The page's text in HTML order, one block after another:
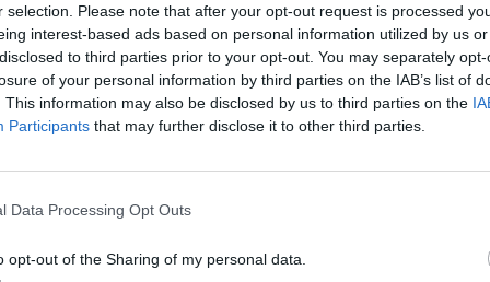
selection. Please note that after your opt-out request is processed
interest-based ads based on personal information utilized by us
to third parties prior to your opt-out. You may separately
of your personal information by third parties on the IAB’s list of
This information may also be disclosed by us to third parties on the
Participants that may further disclose it to other third parties.
Data Processing Opt Outs
opt-out of the Sharing of my personal data.
a nyomozást, a Nyíregyházi
pedig hozzájárult ahhoz, hogy az
a mérgezés helye és körülménye
hatása hátha közelebb vezet a
és a továbbiak elkerüléséhez.
évek óta eredménytelen, pedig valaki,